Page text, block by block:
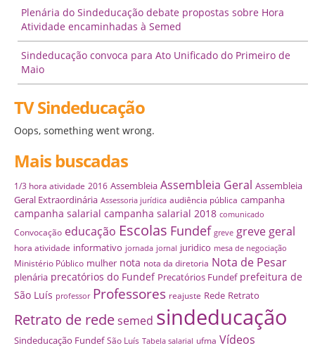
Plenária do Sindeducação debate propostas sobre Hora
Atividade encaminhadas à Semed
Sindeducação convoca para Ato Unificado do Primeiro de
Maio
TV Sindeducação
Oops, something went wrong.
Mais buscadas
1/3 hora atividade 2016 Assembleia Assembleia Geral Assembleia
Geral Extraordinária Assessoria jurídica audiência pública campanha
campanha salarial campanha salarial 2018 comunicado
Convocação educação Escolas Fundef greve greve geral
hora atividade informativo jornada jornal juridico mesa de negociação
Ministério Público mulher nota nota da diretoria Nota de Pesar
plenária precatórios do Fundef Precatórios Fundef prefeitura de
São Luís professor Professores reajuste Rede Retrato
Retrato de redesemed sindeducação
Sindeducação Fundef São Luís Tabela salarial ufma Vídeos